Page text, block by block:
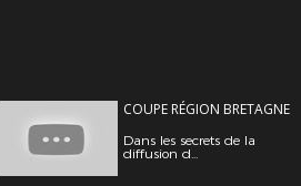
COUPE RÉGION BRETAGNE
Dans les secrets de la
diffusion d...